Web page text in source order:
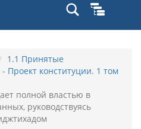
1.1 Принятые
- Проект конституции. 1 том
полной властью в
руководствуясь